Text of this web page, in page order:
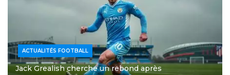
ACTUALITÉS FOOTBALL
Jack Grealish cherche un rebond après